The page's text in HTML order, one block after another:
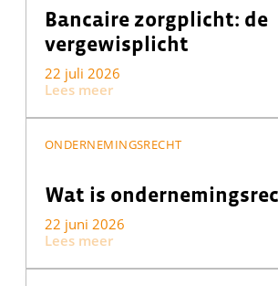
Bancaire zorgplicht: de
vergewisplicht
22 juli 2026
Lees meer
ONDERNEMINGSRECHT
Wat is
22 juni 2026
Lees meer